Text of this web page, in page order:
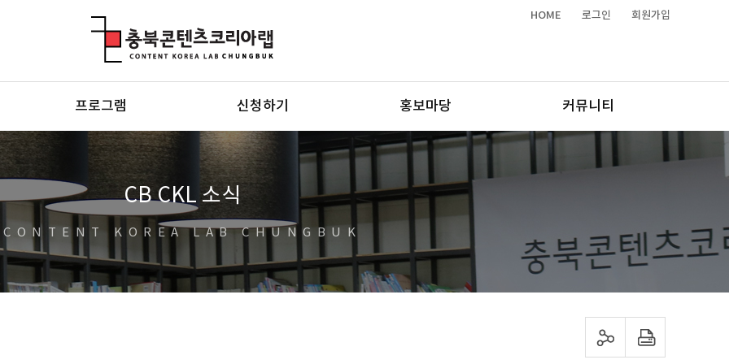
HOME 로그인 회원가입
프로그램 신청하기 홍보마당 커뮤니티
CB CKL 소식
CONTENT KOREA LAB CHUNGBUK
sns 공유하기 프린트하기